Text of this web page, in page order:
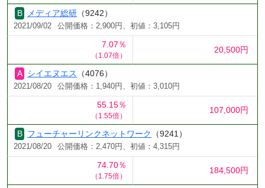
メディア総研 （9242）
2021/09/02 公開価格：2,900円、初値：3,105円
7.07％
（1.07倍）
20,500円
シイエヌエス （4076）
2021/08/20 公開価格：1,940円、初値：3,010円
55.15％
（1.55倍）
107,000円
フューチャーリンクネットワーク （9241）
2021/08/20 公開価格：2,470円、初値：4,315円
74.70％
（1.75倍）
184,500円